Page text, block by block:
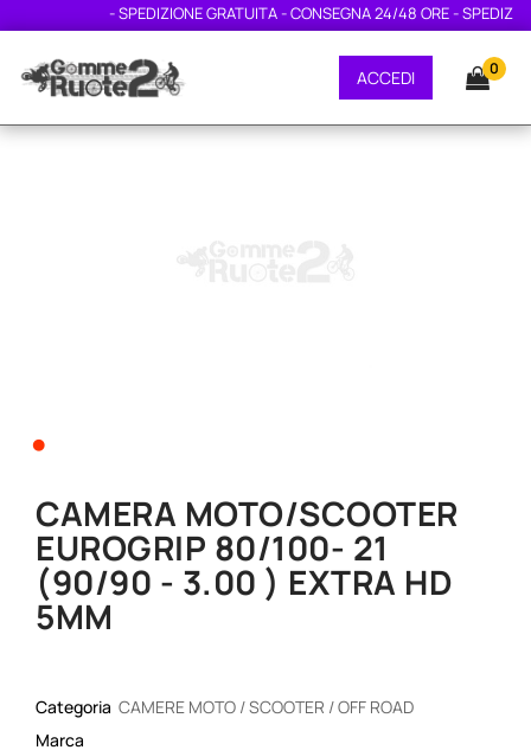
- SPEDIZIONE GRATUITA - CONSEGNA 24/48 ORE -
ACCEDI 0
•
CAMERA MOTO/SCOOTER
EUROGRIP 80/100- 21
(90/90 - 3.00 ) EXTRA HD
5MM
Categoria CAMERE MOTO / SCOOTER / OFF ROAD
Marca